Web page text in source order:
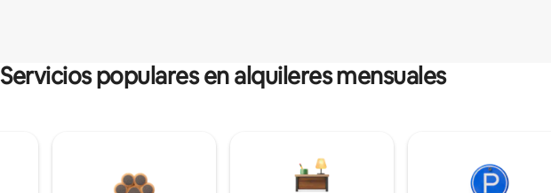
Servicios populares en alquileres mensuales